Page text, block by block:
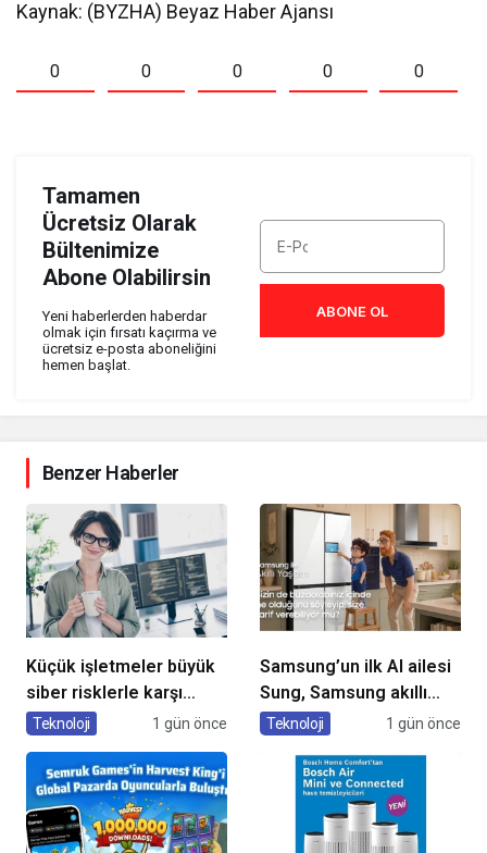
Kaynak: (BYZHA) Beyaz Haber Ajansı
0 0 0 0 0
Tamamen
Ücretsiz Olarak
Bültenimize
Abone Olabilirsin
Yeni haberlerden haberdar
olmak için fırsatı kaçırma ve
ücretsiz e-posta aboneliğini
hemen başlat.
ABONE OL
Benzer Haberler
Küçük işletmeler büyük
siber risklerle karşı
karşıya
Teknoloji 1 gün önce
Samsung’un ilk AI ailesi
Sung, Samsung akıllı
yaşam deneyimini
Teknoloji 1 gün önce